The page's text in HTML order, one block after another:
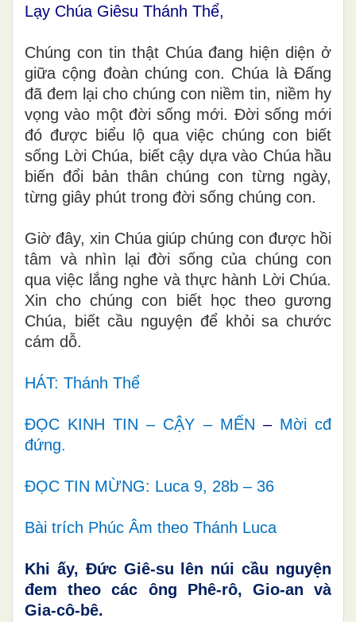
Lạy Chúa Giêsu Thánh Thể,
Chúng con tin thật Chúa đang hiện diện ở
giữa cộng đoàn chúng con. Chúa là Đấng
đã đem lại cho chúng con niềm tin, niềm hy
vọng vào một đời sống mới. Đời sống mới
đó được biểu lộ qua việc chúng con biết
sống Lời Chúa, biết cậy dựa vào Chúa hầu
biến đổi bản thân chúng con từng ngày,
từng giây phút trong đời sống chúng con.
Giờ đây, xin Chúa giúp chúng con được hồi
tâm và nhìn lại đời sống của chúng con
qua việc lắng nghe và thực hành Lời Chúa.
Xin cho chúng con biết học theo gương
Chúa, biết cầu nguyện để khỏi sa chước
cám dỗ.
HÁT: Thánh Thể
ĐỌC KINH TIN – CẬY – MẾN – Mời cđ
đứng.
ĐỌC TIN MỪNG: Luca 9, 28b – 36
Bài trích Phúc Âm theo Thánh Luca
Khi ấy, Đức Giê-su lên núi cầu nguyện
đem theo các ông Phê-rô, Gio-an và
Gia-cô-bê.